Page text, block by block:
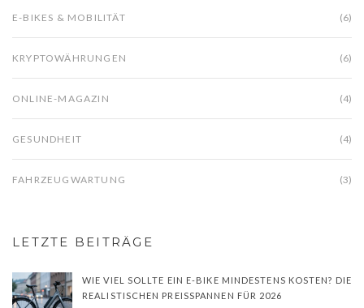
E-BIKES & MOBILITÄT (6)
KRYPTOWÄHRUNGEN (6)
ONLINE-MAGAZIN (4)
GESUNDHEIT (4)
FAHRZEUGWARTUNG (3)
LETZTE BEITRÄGE
WIE VIEL SOLLTE EIN E-BIKE MINDESTENS KOSTEN? DIE
REALISTISCHEN PREISSPANNEN FÜR 2026